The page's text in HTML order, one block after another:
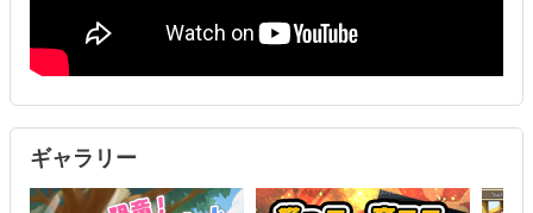
冒険しよう！
■結婚して子供を産めば家族全員が仕事に行く
■カジュアルな放置、簡単なゲーム
にハンティング！その名もハンティング放置！
ギャラリー